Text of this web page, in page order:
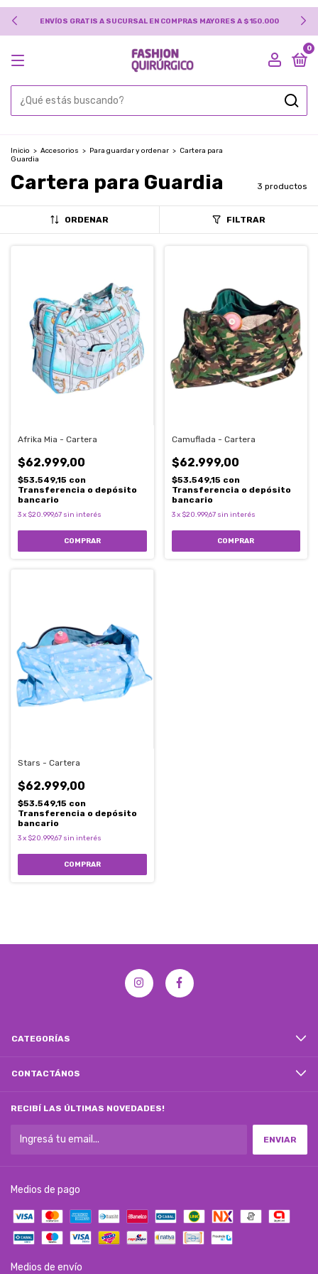
ENVÍOS GRATIS A SUCURSAL EN COMPRAS MAYORES A $150.000
0
Inicio > Accesorios > Para guardar y ordenar > Cartera para
Guardia
Cartera para Guardia 3 productos
ORDENAR FILTRAR
Afrika Mia - Cartera
$62.999,00
$53.549,15 con
Transferencia o depósito
bancario
3x $20.999,67 sin interés
Camuflada - Cartera
$62.999,00
$53.549,15 con
Transferencia o depósito
bancario
3 x $20.999,67 sin interés
Stars - Cartera
$62.999,00
$53.549,15 con
Transferencia o depósito
bancario
3x $20.999,67 sin interés
CATEGORÍAS
CONTACTÁNOS
RECIBÍ LAS ÚLTIMAS NOVEDADES!
Medios de pago
Medios de envío